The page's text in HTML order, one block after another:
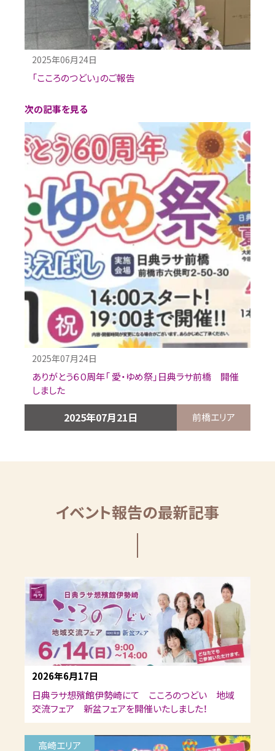
2025年06月24日
「こころのつどい」のご報告
次の記事を見る
2025年07月24日
ありがとう６０周年「 愛・ゆめ祭」日典ラサ前橋 開催
しました
2025年07月21日 前橋エリア
イベント報告の最新記事
2026年6月17日
日典ラサ想殯館伊勢崎にて こころのつどい 地域
交流フェア 新盆フェアを開催いたしました！
高崎エリア